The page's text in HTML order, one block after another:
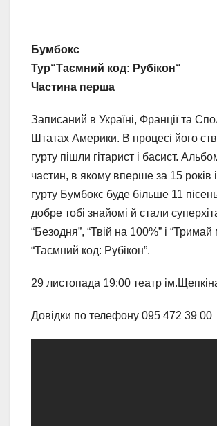
Бумбокс
Тур“Таємний код: Рубікон“
Частина перша
Записаний в Україні, Франції та
Штатах Америки. В процесі його
гурту пішли гітарист і басист.
частин, в якому вперше за 15 років
гурту Бумбокс буде більше 11
добре тобі знайомі й стали
“Безодня”, “Твій на 100%” і “Тримай
“Таємний код: Рубікон”.
29 листопада 19:00 театр
Довідки по телефону 095 472 39 00